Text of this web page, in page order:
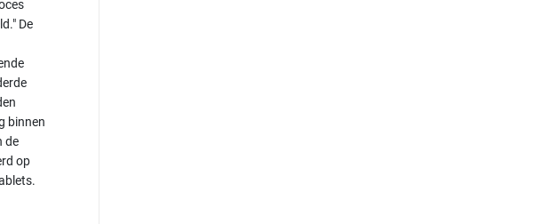
De
binnen
de
op